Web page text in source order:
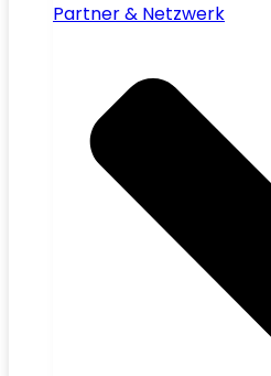
Partner & Netzwerk